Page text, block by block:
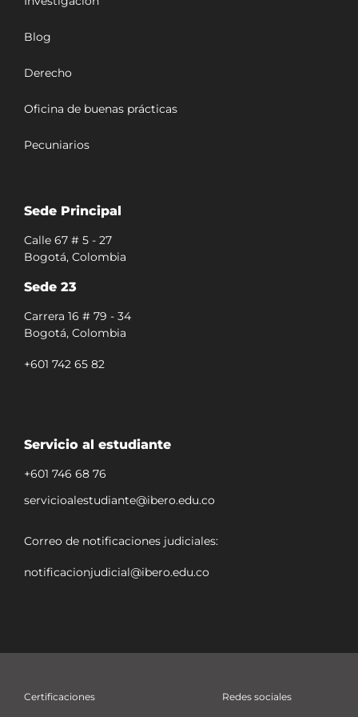
Blog
Derecho
Oficina de buenas prácticas
Pecuniarios
Sede Principal
Calle 67 # 5 - 27
Bogotá, Colombia
Sede 23
Carrera 16 # 79 - 34
Bogotá, Colombia
+601 742 65 82
Servicio al estudiante
+601 746 68 76
servicioalestudiante@ibero.edu.co
Correo de notificaciones judiciales:
notificacionjudicial@ibero.edu.co
Certificaciones Redes sociales